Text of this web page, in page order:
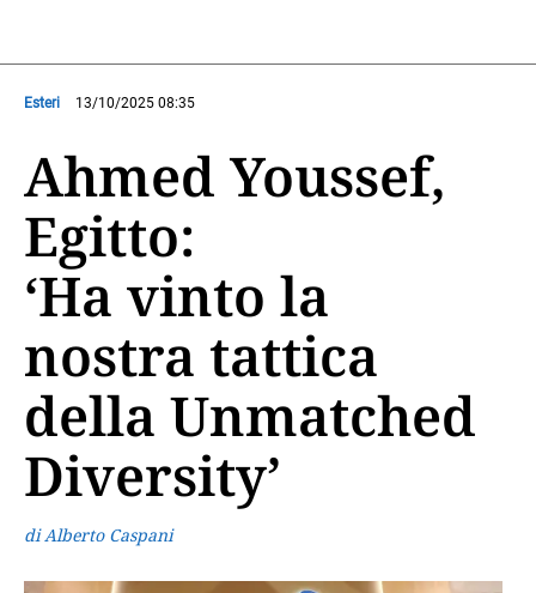
Esteri 13/10/2025 08:35
Ahmed Youssef,
Egitto:
‘Ha vinto la
nostra tattica
della Unmatched
Diversity’
di Alberto Caspani